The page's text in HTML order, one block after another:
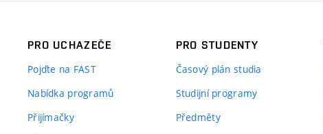
PRO UCHAZEČE
Pojďte na FAST
Nabídka programů
Přijímačky
PRO STUDENTY
Časový plán studia
Studijní programy
Předměty